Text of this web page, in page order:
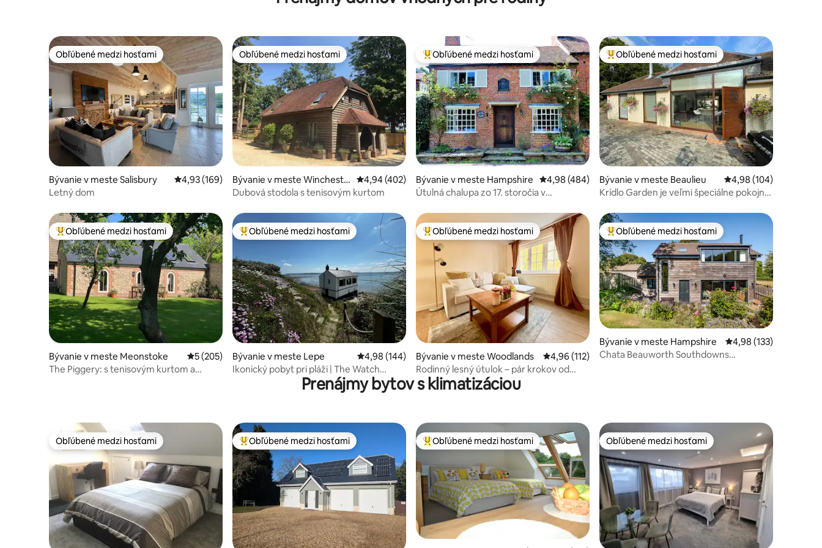
Obľúbené medzi hosťami
Obľúbené medzi hosťami
Bývanie v meste Salisbury Priemerné ohodnotenie 4,93 z 5, počet hodnotení: 169
4,93 (169)
Letný dom
Obľúbené medzi hosťami
Obľúbené medzi hosťami
Bývanie v meste Wincheste
r
Priemerné ohodnotenie 4,94 z 5, počet hodnotení: 402
4,94 (402)
Dubová stodola s tenisovým kurtom
Najobľúbenejšie medzi hosťami
Obľúbené medzi hosťami
Bývanie v meste Hampshire Priemerné ohodnotenie 4,98 z 5, počet hodnotení: 484
4,98 (484)
Útulná chalupa zo 17. storočia v
Najobľúbenejšie medzi hosťami
Obľúbené medzi hosťami
Bývanie v meste Beaulieu Priemerné
4,98 (104)
Krídlo Garden je veľmi špeciálne pokojné
Najobľúbenejšie medzi hosťami
Obľúbené medzi hosťami
Bývanie v meste Meonstoke Priemerné ohodnotenie 5 z 5, počet hodnotení: 205
5 (205)
The Piggery: s tenisovým kurtom a
Najobľúbenejšie medzi hosťami
Obľúbené medzi hosťami
Bývanie v meste Lepe Priemerné ohodnotenie 4,98 z 5, počet hodnotení: 144
4,98 (144)
Ikonický pobyt pri pláži | The Watch
Najobľúbenejšie medzi hosťami
Obľúbené medzi hosťami
Bývanie v meste Woodlands Priemerné ohodnotenie 4,96 z 5, počet hodnotení: 112
4,96 (112)
Rodinný lesný útulok – pár krokov od
Paultons Parku
Najobľúbenejšie medzi hosťami
Obľúbené medzi hosťami
Bývanie v meste Hampshire Priemerné
4,98 (133)
Chata Beauworth Southdowns
Prenájmy bytov s klimatizáciou
Obľúbené medzi hosťami
Obľúbené medzi hosťami Najobľúbenejšie medzi hosťami
Obľúbené medzi hosťami Najobľúbenejšie medzi hosťami
Obľúbené medzi hosťami Obľúbené medzi hosťami
Obľúbené medzi hosťami